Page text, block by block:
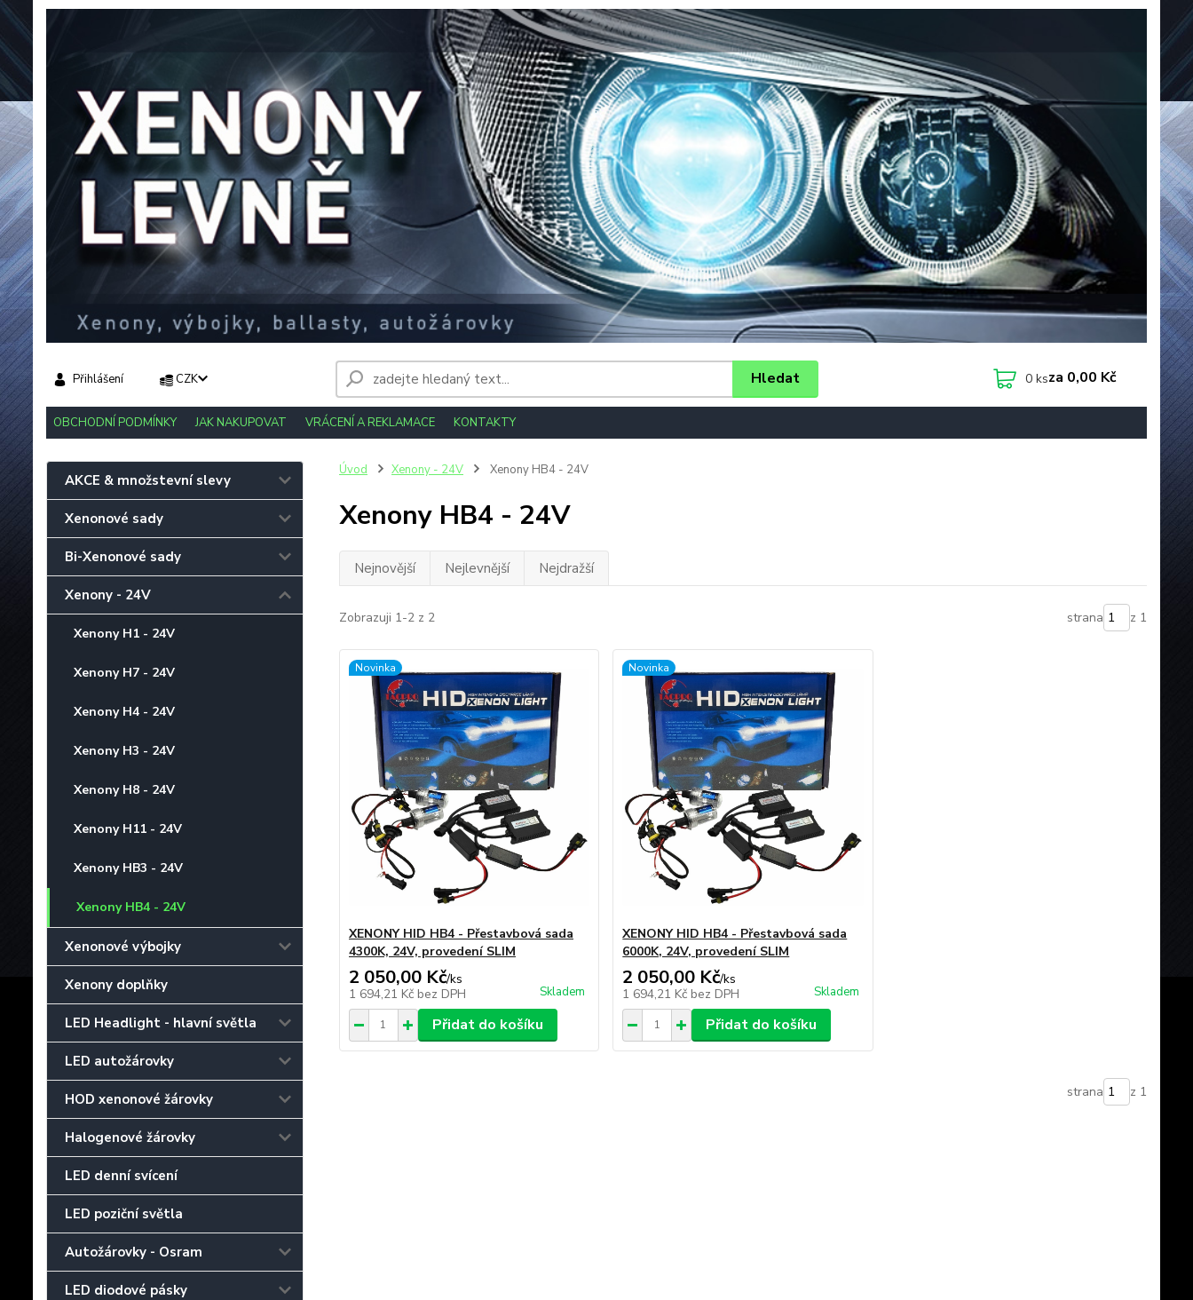
OBCHODNÍ PODMÍNKY JAK NAKUPOVAT VRÁCENÍ A REKLAMACE KONTAKTY
CZK
Přihlášení Hledat 0ksza 0,00 Kč
AKCE & množstevní slevy
Xenonové sady
Bi-Xenonové sady
Xenony - 24V
Xenony H1 - 24V
Xenony H7 - 24V
Xenony H4 - 24V
Xenony H3 - 24V
Xenony H8 - 24V
Xenony H11 - 24V
Xenony HB3 - 24V
Xenony HB4 - 24V
Xenonové výbojky
Xenony doplňky
LED Headlight - hlavní světla
LED autožárovky
HOD xenonové žárovky
Halogenové žárovky
LED denní svícení
LED poziční světla
Autožárovky - Osram
LED diodové pásky
Úvod Xenony - 24V Xenony HB4 - 24V
Xenony HB4 - 24V
Nejnovější Nejlevnější Nejdražší
Zobrazuji 1-2 z 2 strana z 1
Novinka
XENONY HID HB4 - Přestavbová sada
4300K, 24V, provedení SLIM
2 050,00 Kč/ks
1 694,21 Kč bez DPH Skladem
Přidat do košíku
Novinka
XENONY HID HB4 - Přestavbová sada
6000K, 24V, provedení SLIM
2 050,00 Kč/ks
1 694,21 Kč bez DPH Skladem
Přidat do košíku
strana z 1